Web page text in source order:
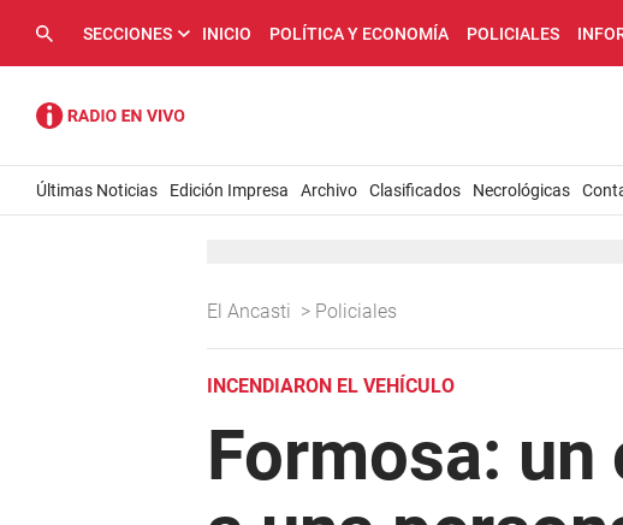
SECCIONES INICIO POLÍTICA Y ECONOMÍA POLICIALES
Últimas Noticias Edición Impresa Archivo Clasificados Necrológicas
El Ancasti > Policiales
INCENDIARON EL VEHÍCULO
Formosa: